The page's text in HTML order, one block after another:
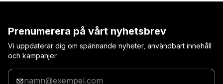
Prenumerera på vårt nyhetsbrev
Vi uppdaterar dig om spännande nyheter, användbart innehåll
och kampanjer.
Ange